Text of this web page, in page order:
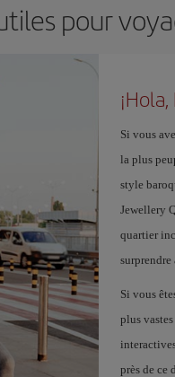
pour
Si vous
la plus
style
Jewellery
quartier
surprendre
Si vous
plus
près de ce